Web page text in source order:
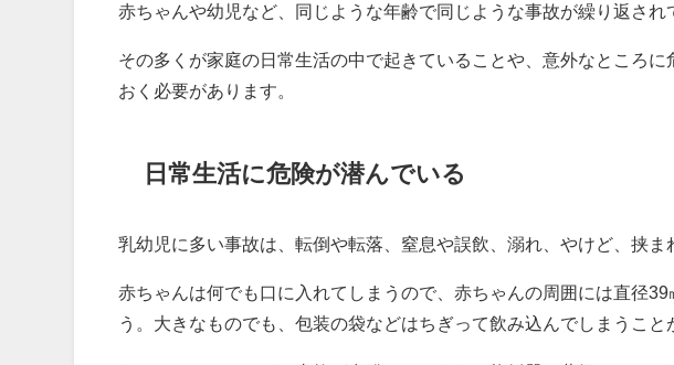
赤ちゃんや幼児など、同じような年齢で同じような事故が繰り返され
その多くが家庭の日常生活の中で起きていることや、意外なところ
おく必要があります。
日常生活に危険が潜んでいる
乳幼児に多い事故は、転倒や転落、窒息や誤飲、溺れ、やけど、挟ま
赤ちゃんは何でも口に入れてしまうので、赤ちゃんの周囲には直径
う。大きなものでも、包装の袋などはちぎって飲み込んでしまうこと